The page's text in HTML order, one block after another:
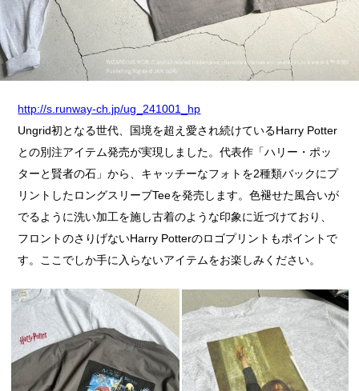
http://s.runway-ch.jp/ug_241001_hp
Ungrid初となる世代、国境を超え愛され続けているHarry Potter
との別注アイテム発売が実現しました。代表作「ハリー・ポッ
ターと賢者の石」から、キャッチーなフォトを2種類バックにプ
リントしたロングスリーブTeeを発売します。色褪せた風合いが
でるように洗い加工を施し古着のような印象に近づけており、
フロントのさりげないHarry Potterのロゴプリントもポイントで
す。ここでしか手に入らないアイテムをお楽しみください。